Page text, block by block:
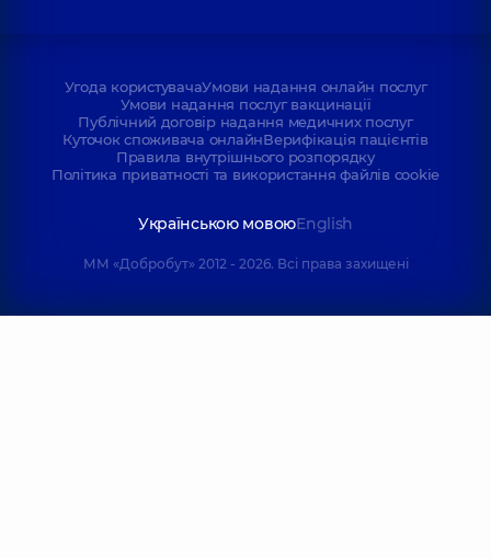
Угода користувачаУмови надання онлайн послуг
Умови надання послуг вакцинації
Публічний договір надання медичних послуг
Куточок споживача онлайнВерифікація пацієнтів
Правила внутрішнього розпорядку
Політика приватності та використання файлів cookie
Українською мовоюEnglish
ММ «Добробут» 2012 - 2026. Всі права захищені